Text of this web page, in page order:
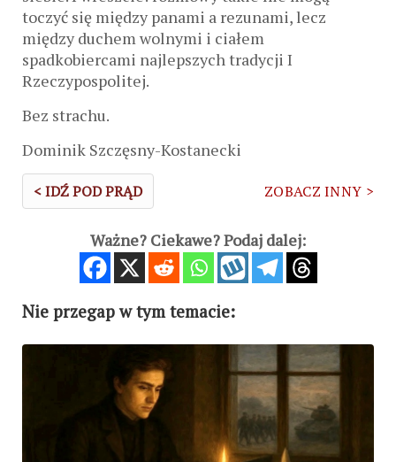
toczyć się między panami a rezunami, lecz
między duchem wolnymi i ciałem
spadkobiercami najlepszych tradycji I
Rzeczypospolitej.
Bez strachu.
Dominik Szczęsny-Kostanecki
< IDŹ POD PRĄD ZOBACZ INNY >
Ważne? Ciekawe? Podaj dalej:
Nie przegap w tym temacie: